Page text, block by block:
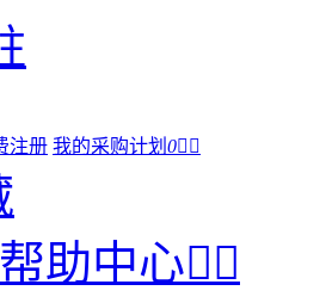
注册 我的采购计划 0 
帮助中心